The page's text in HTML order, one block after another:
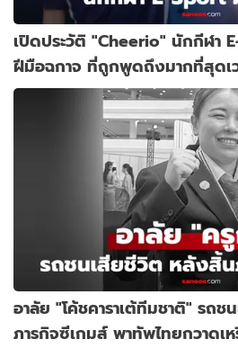
เปิดประวัติ "Cheerio" นักกีฬา
ฝีมือฉกาจ ที่ถูกพูดถึงมากที่สุดเ
อาลัย "โค้ชคาราเต้ทีมชาติ" รถ
ภารกิจซีเกมส์ พาทัพไทยกวาดเ